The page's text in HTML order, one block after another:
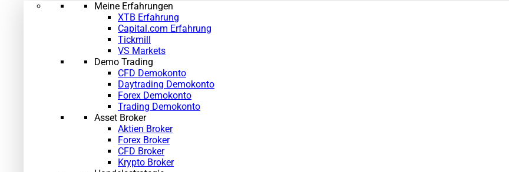
Meine Erfahrungen
XTB Erfahrung
Capital.com Erfahrung
Tickmill
VS Markets
Demo Trading
CFD Demokonto
Daytrading Demokonto
Forex Demokonto
Trading Demokonto
Asset Broker
Aktien Broker
Forex Broker
CFD Broker
Krypto Broker